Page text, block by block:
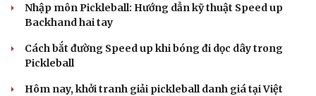
Nhập môn Pickleball: Hướng dẫn kỹ thuật Speed up
Backhand hai tay
Cách bắt đường Speed up khi bóng đi dọc dây trong
Pickleball
Hôm nay, khởi tranh giải pickleball danh giá tại Việt